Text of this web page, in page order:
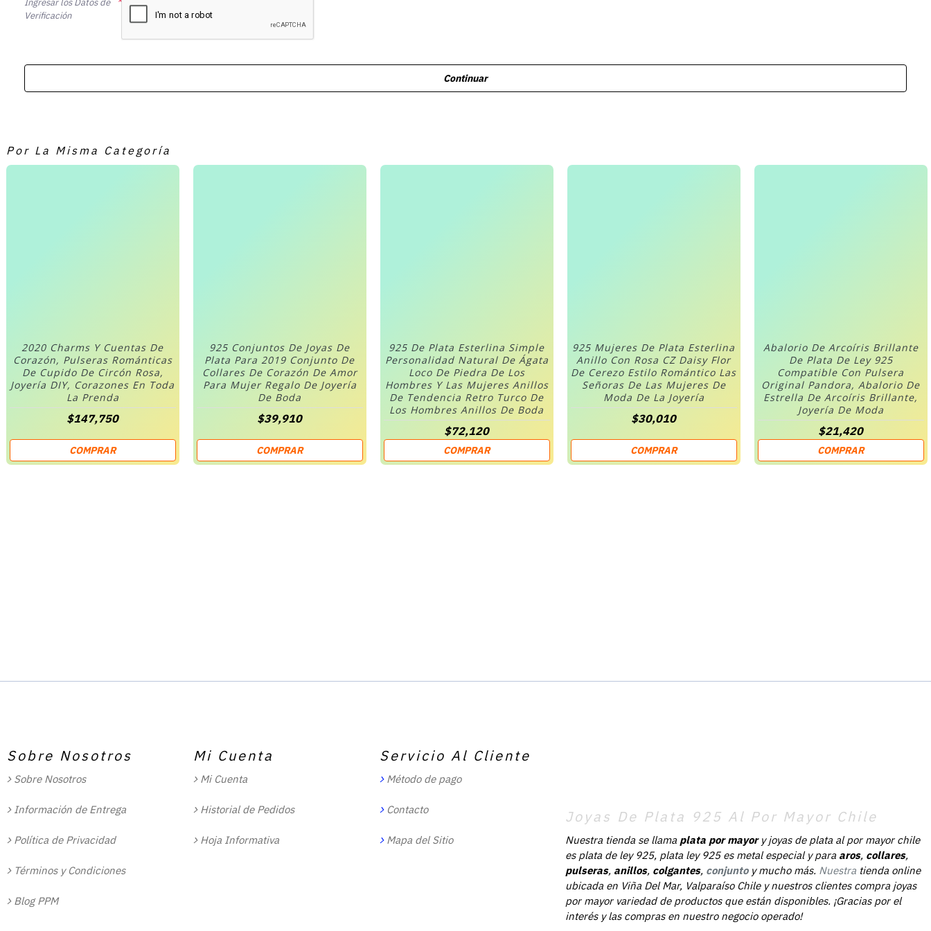
Ingresar los Datos de
Verificación
Continuar
Por La Misma Categoría
2020 Charms Y Cuentas De
Corazón, Pulseras Románticas
De Cupido De Circón Rosa,
Joyería DIY, Corazones En Toda
La Prenda
$147,750
COMPRAR
925 Conjuntos De Joyas De
Plata Para 2019 Conjunto De
Collares De Corazón De Amor
Para Mujer Regalo De Joyería
De Boda
$39,910
COMPRAR
925 De Plata Esterlina Simple
Personalidad Natural De Ágata
Loco De Piedra De Los
Hombres Y Las Mujeres Anillos
De Tendencia Retro Turco De
Los Hombres Anillos De Boda
$72,120
COMPRAR
925 Mujeres De Plata Esterlina
Anillo Con Rosa CZ Daisy Flor
De Cerezo Estilo Romántico Las
Señoras De Las Mujeres De
Moda De La Joyería
$30,010
COMPRAR
Abalorio De Arcoíris Brillante
De Plata De Ley 925
Compatible Con Pulsera
Original Pandora, Abalorio De
Estrella De Arcoíris Brillante,
Joyería De Moda
$21,420
COMPRAR
Sobre Nosotros
Sobre Nosotros
Información de Entrega
Política de Privacidad
Términos y Condiciones
Blog PPM
Mi Cuenta
Mi Cuenta
Historial de Pedidos
Hoja Informativa
Servicio Al Cliente
Método de pago
Contacto
Mapa del Sitio
Joyas De Plata 925 Al Por Mayor Chile
Nuestra tienda se llama plata por mayory joyas de plata al por mayor chile
es plata de ley 925, plata ley 925 es metal especial y para aros, collares,
pulseras, anillos, colgantes, conjunto y mucho más. Nuestra tienda online
ubicada en Viña Del Mar, Valparaíso Chile y nuestros clientes compra joyas
por mayor variedad de productos que están disponibles. ¡Gracias por el
interés y las compras en nuestro negocio operado!